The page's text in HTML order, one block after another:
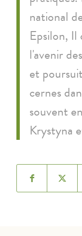
national
Epsilon, Il
l'avenir
et
cernes
souvent
Krystyna